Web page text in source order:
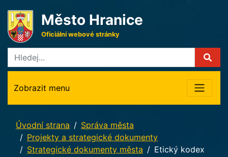
Město Hranice
Oficiální webové stránky
Zobrazit menu
Úvodní strana
Správa města
Projekty a strategické dokumenty
Strategické dokumenty města
Etický kodex